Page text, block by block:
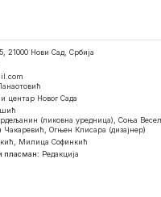
21000 Нови Сад, Србија
центар Новог Сада
(ликовна уредница), Соња
Огњен Клисара (дизајнер)
Милица Софинкић
пласман: Редакција